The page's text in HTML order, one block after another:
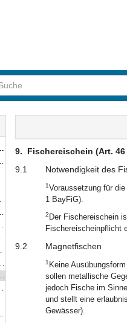
9.
Fischereischein (Art.
9.1
Notwendigkeit des
1Voraussetzung für
1 BayFiG).
2 Der Fischereischein
Fischereischeinpflicht
9.2 Magnetfischen
1 Keine
sollen metallische
jedoch Fische im
und stellt eine
Gewässer).